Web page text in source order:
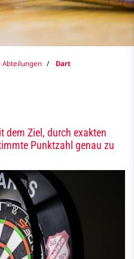
Abteilungen Dart
dem Ziel, durch exakten
Punktzahl genau zu